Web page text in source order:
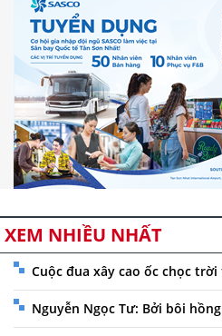
XEM NHIỀU NHẤT
Cuộc đua xây cao ốc chọc
Nguyễn Ngọc Tư: Bởi bôi hồng